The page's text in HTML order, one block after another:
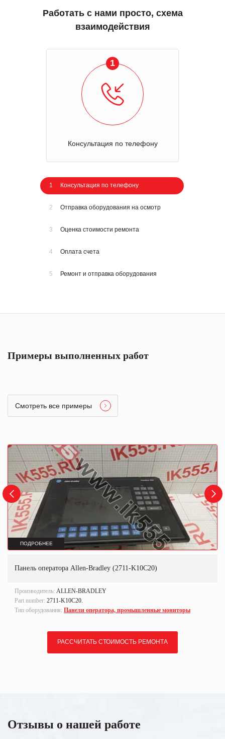
Работать с нами просто, схема
взаимодействия
1
Консультация по телефону
1 Консультация по телефону
2 Отправка оборудования на осмотр
3 Оценка стоимости ремонта
4 Оплата счета
5 Ремонт и отправка оборудования
Примеры выполненных работ
Смотреть все примеры
ПОДРОБНЕЕ
Панель оператора Allen-Bradley (2711-K10C20)
Производитель: ALLEN-BRADLEY
Part number: 2711-K10C20.
Тип оборудования: Панели оператора, промышленные мониторы
РАССЧИТАТЬ СТОИМОСТЬ РЕМОНТА
Отзывы о нашей работе